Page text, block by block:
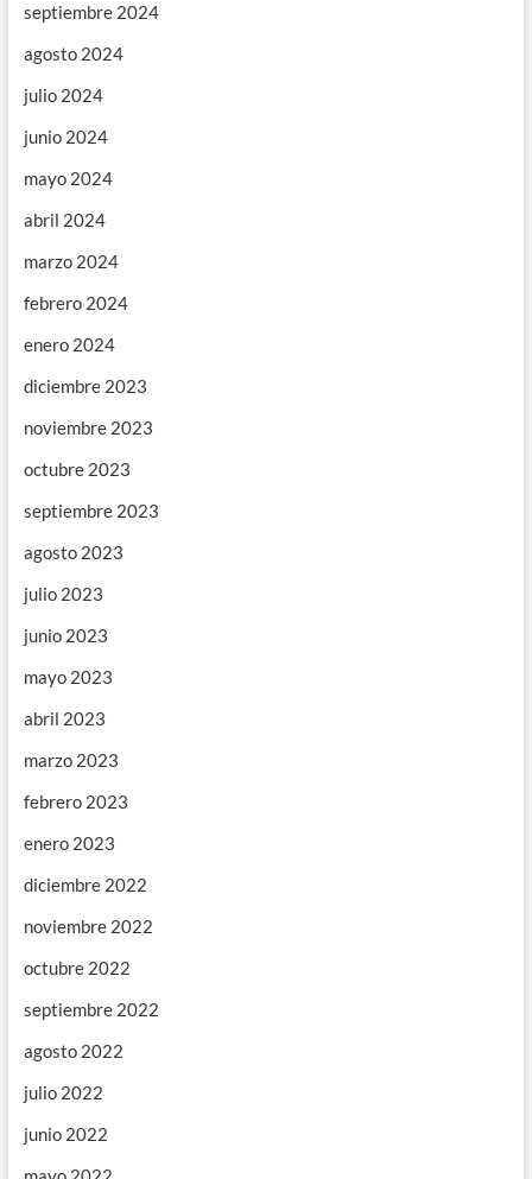
septiembre 2024
agosto 2024
julio 2024
junio 2024
mayo 2024
abril 2024
marzo 2024
febrero 2024
enero 2024
diciembre 2023
noviembre 2023
octubre 2023
septiembre 2023
agosto 2023
julio 2023
junio 2023
mayo 2023
abril 2023
marzo 2023
febrero 2023
enero 2023
diciembre 2022
noviembre 2022
octubre 2022
septiembre 2022
agosto 2022
julio 2022
junio 2022